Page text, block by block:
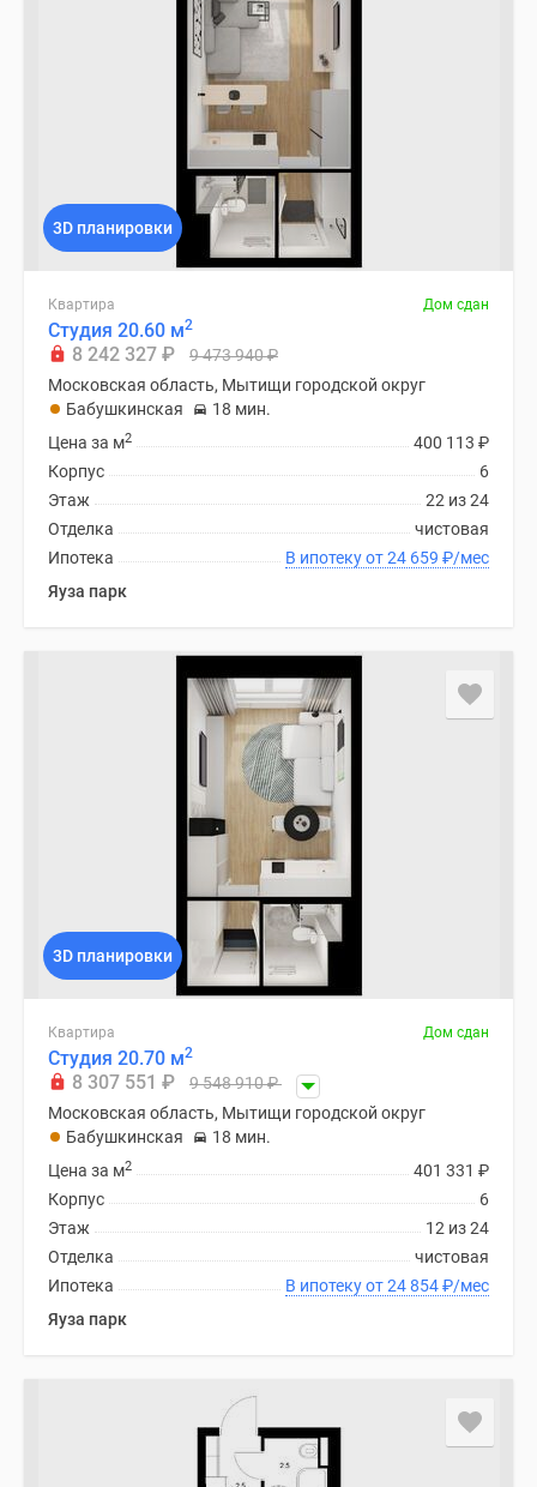
3D планировки
Квартира Дом сдан
Студия 20.60 м2
8 242 327 ₽ 9 473 940₽
Московская область, Мытищи городской округ
Бабушкинская
18 мин.
400 113 ₽
Цена за м2
6
Корпус
22 из 24
Этаж
чистовая
Отделка
В ипотеку от 24 659 ₽/мес
Ипотека
Яуза парк
3D планировки
Квартира Дом сдан
Студия 20.70 м2
8 307 551 ₽ 9 548 910₽
Московская область, Мытищи городской округ
Бабушкинская
18 мин.
401 331 ₽
Цена за м2
6
Корпус
12 из 24
Этаж
чистовая
Отделка
В ипотеку от 24 854₽/мес
Ипотека
Яуза парк